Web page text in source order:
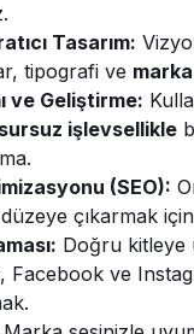
Tasarım:
tipografi ve
ve Geliştirme:
işlevsellikle
(SEO):
çıkarmak
Doğru kitleye
Facebook ve